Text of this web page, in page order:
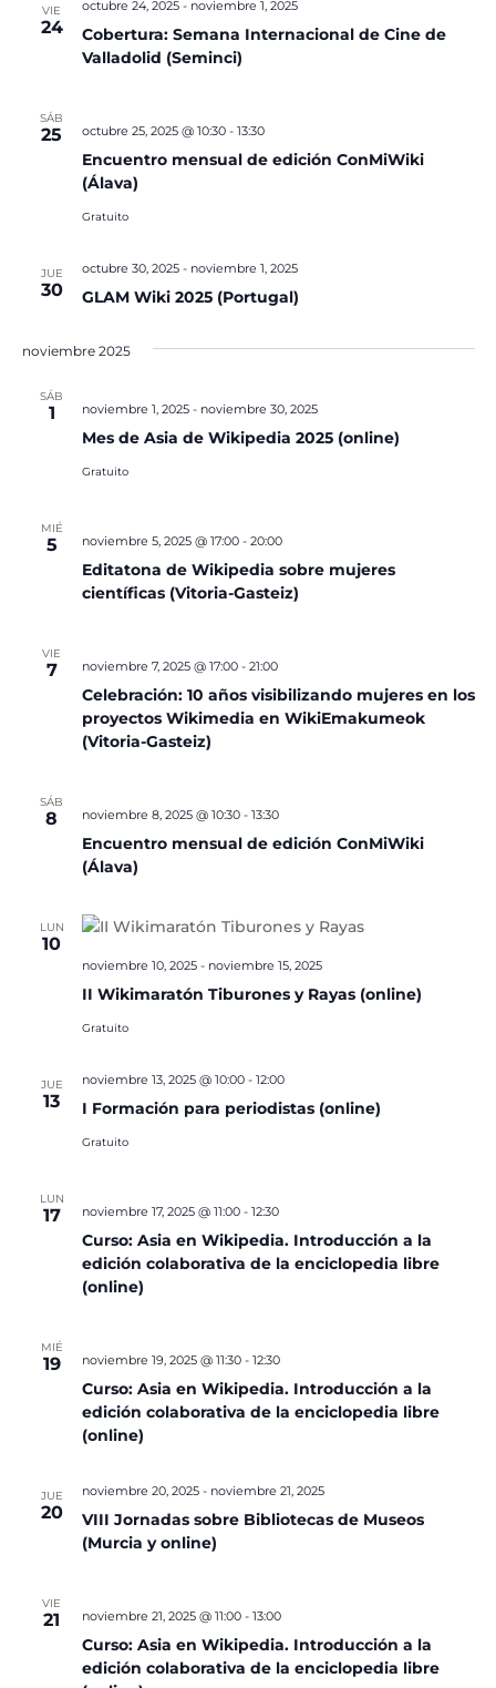
VIE
24
Cobertura: Semana Internacional de Cine de
Valladolid (Seminci)
octubre 24, 2025- noviembre 1, 2025
SÁB
25
Encuentro mensual de edición ConMiWiki
(Álava)
octubre 25, 2025 @ 10:30- 13:30
Gratuito
JUE
30 GLAM Wiki 2025 (Portugal)
octubre 30, 2025- noviembre 1, 2025
noviembre 2025
SÁB
1
Mes de Asia de Wikipedia 2025 (online)
noviembre 1, 2025- noviembre 30, 2025
Gratuito
MIÉ
5
Editatona de Wikipedia sobre mujeres
científicas (Vitoria-Gasteiz)
noviembre 5, 2025 @ 17:00- 20:00
VIE
7
Celebración: 10 años visibilizando mujeres en los
proyectos Wikimedia en WikiEmakumeok
(Vitoria-Gasteiz)
noviembre 7, 2025 @ 17:00- 21:00
SÁB
8
Encuentro mensual de edición ConMiWiki
(Álava)
noviembre 8, 2025 @ 10:30- 13:30
LUN
10
II Wikimaratón Tiburones y Rayas (online)
noviembre 10, 2025- noviembre 15, 2025
Gratuito
JUE
13 I Formación para periodistas (online)
noviembre 13, 2025 @ 10:00- 12:00
Gratuito
LUN
17
Curso: Asia en Wikipedia. Introducción a la
edición colaborativa de la enciclopedia libre
(online)
noviembre 17, 2025 @ 11:00- 12:30
MIÉ
19
Curso: Asia en Wikipedia. Introducción a la
edición colaborativa de la enciclopedia libre
(online)
noviembre 19, 2025 @ 11:30- 12:30
JUE
20
VIII Jornadas sobre Bibliotecas de Museos
(Murcia y online)
noviembre 20, 2025- noviembre 21, 2025
VIE
21
Curso: Asia en Wikipedia. Introducción a la
edición colaborativa de la enciclopedia libre
noviembre 21, 2025 @ 11:00- 13:00